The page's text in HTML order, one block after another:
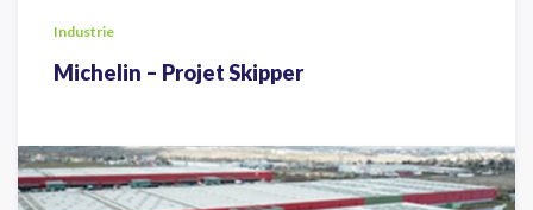
Industrie
Michelin – Projet Skipper